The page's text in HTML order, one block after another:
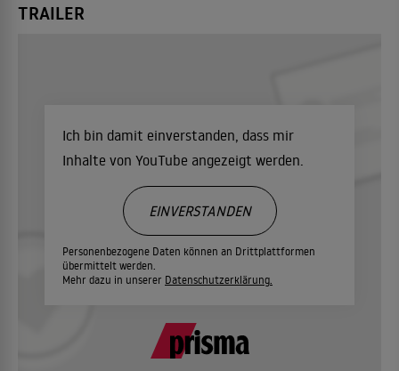
TRAILER
Ich bin damit einverstanden, dass mir
Inhalte von YouTube angezeigt werden.
Personenbezogene Daten können an Drittplattformen
übermittelt werden.
Mehr dazu in unserer Datenschutzerklärung.
EINVERSTANDEN